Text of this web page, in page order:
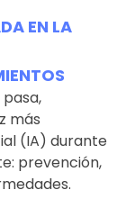
EN LA
más
(IA) durante
prevención,